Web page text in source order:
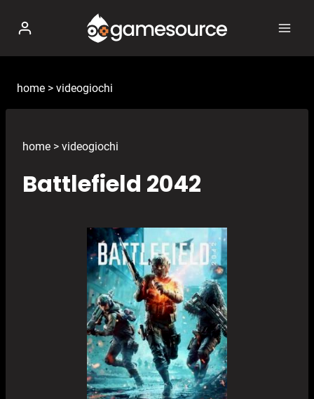
contenuto
home > videogiochi
home > videogiochi
Battlefield 2042